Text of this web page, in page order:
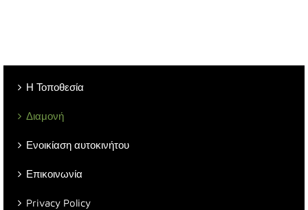
Η Τοποθεσία
Διαμονή
Ενοικίαση αυτοκινήτου
Επικοινωνία
Privacy Policy